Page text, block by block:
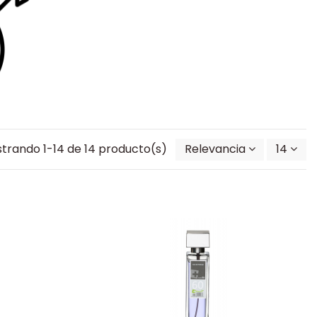
1-14 de 14 producto(s) Relevancia 14